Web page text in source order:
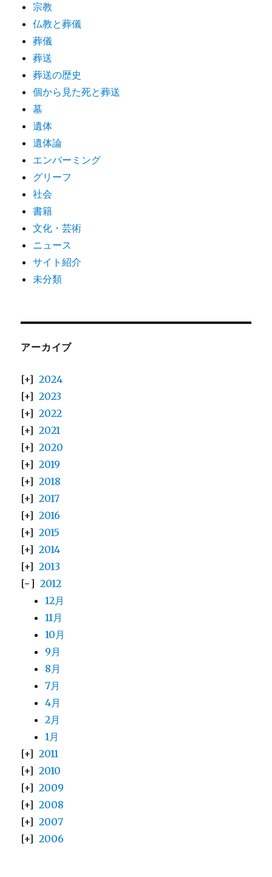
宗教
仏教と葬儀
葬儀
葬送
葬送の歴史
個から見た死と葬送
墓
遺体
遺体論
エンバーミング
グリーフ
社会
書籍
文化・芸術
ニュース
サイト紹介
未分類
アーカイブ
2024
2023
2022
2021
2020
2019
2018
2017
2016
2015
2014
2013
2012
12月
11月
10月
9月
8月
7月
4月
2月
1月
2011
2010
2009
2008
2007
2006